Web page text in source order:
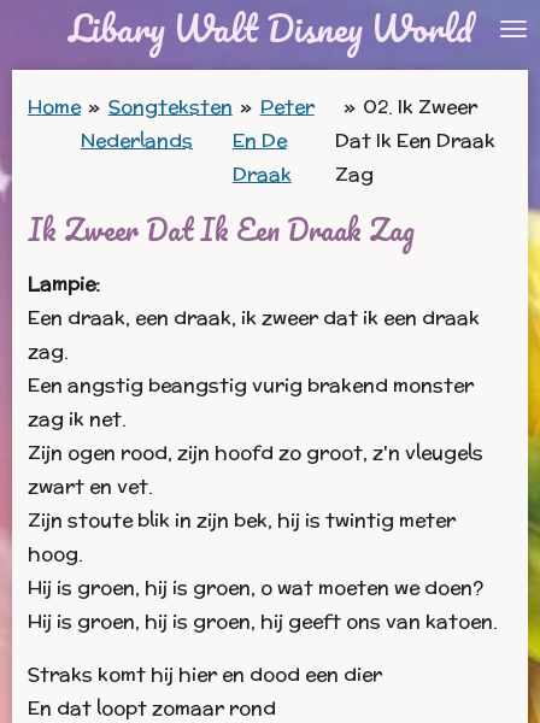
Libary Walt Disney World
Home » Songteksten
Nederlands
» Peter
En De
Draak
» 02. Ik Zweer
Dat Ik Een Draak
Zag
Ik Zweer Dat Ik Een Draak Zag
Lampie:
Een draak, een draak, ik zweer dat ik een draak
zag.
Een angstig beangstig vurig brakend monster
zag ik net.
Zijn ogen rood, zijn hoofd zo groot, z'n vleugels
zwart en vet.
Zijn stoute blik in zijn bek, hij is twintig meter
hoog.
Hij is groen, hij is groen, o wat moeten we doen?
Hij is groen, hij is groen, hij geeft ons van katoen.
Straks komt hij hier en dood een dier
En dat loopt zomaar rond